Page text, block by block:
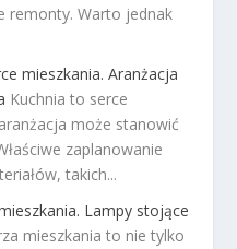
remonty. Warto jednak
mieszkania. Aranżacja
Kuchnia to serce
może stanowić
zaplanowanie
takich...
Lampy stojące
mieszkania to nie tylko